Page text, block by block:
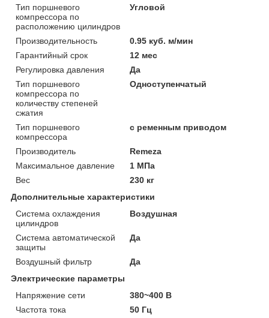
Тип поршневого
компрессора по
расположению цилиндров
Угловой
Производительность
0.95 куб. м/мин
Гарантийный срок
12 мес
Регулировка давления
Да
Тип поршневого
компрессора по
количеству степеней
сжатия
Одноступенчатый
Тип поршневого
компрессора
с ременным приводом
Производитель
Remeza
Максимальное давление
1 МПа
Вес
230 кг
Дополнительные характеристики
Система охлаждения
цилиндров
Воздушная
Система автоматической
защиты
Да
Воздушный фильтр
Да
Электрические параметры
Напряжение сети
380~400 В
Частота тока
50 Гц